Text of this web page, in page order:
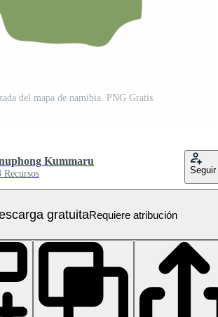
del mapa de namibia. PNG Gratis
Kummaru
Recursos Seguir
gratuitaRequiere atribución